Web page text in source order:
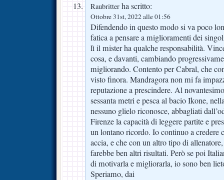
Raubritter ha scritto:
Ottobre 31st, 2022 alle 01:56
Difendendo in questo modo si va poco
fatica a pensare a miglioramenti dei
lì il mister ha qualche responsabilità.
cosa, e davanti, cambiando
migliorando. Contento per Cabral, che
visto finora. Mandragora non mi fa
reputazione a prescindere. Al
sessanta metri e pesca al bacio Ikone,
nessuno glielo riconosce, abbagliati
Firenze la capacità di leggere partite e
un lontano ricordo. Io continuo a credere
accia, e che con un altro tipo di
farebbe ben altri risultati. Però se poi
di motivarla e migliorarla, io sono ben
Speriamo, dai